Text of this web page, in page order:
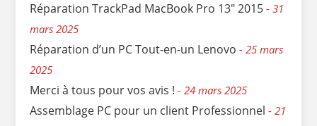
Réparation TrackPad MacBook Pro 13″ 2015
31
mars 2025
Réparation d’un PC Tout-en-un Lenovo
25 mars
2025
Merci à tous pour vos avis ! 24 mars 2025
Assemblage PC pour un client Professionnel
21